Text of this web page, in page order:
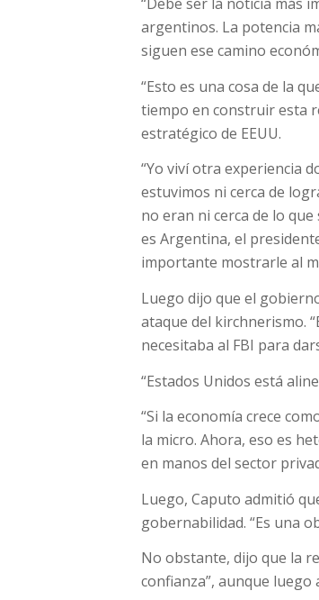
argentinos. La potencia
siguen ese camino
“Esto es una cosa de la
tiempo en construir esta
estratégico de EEUU.
“Yo viví otra experiencia
estuvimos ni cerca de
no eran ni cerca de lo
es Argentina, el
importante mostrarle al
Luego dijo que el
ataque del kirchnerismo.
necesitaba al FBI para
“Estados Unidos está
“Si la economía crece
la micro. Ahora, eso es
en manos del sector
Luego, Caputo admitió
gobernabilidad. “Es una
No obstante, dijo que la
confianza”, aunque